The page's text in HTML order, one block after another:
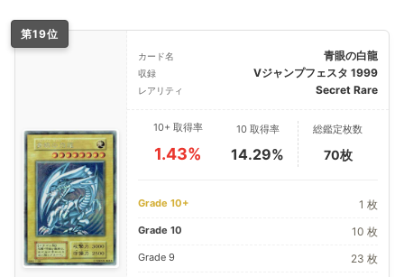
第19位
カード名 青眼の白龍
収録 Vジャンプフェスタ 1999
レアリティ Secret Rare
10+ 取得率
1.43%
10 取得率
14.29%
総鑑定枚数
70枚
Grade 10+ 1 枚
Grade 10 10 枚
Grade 9 23 枚